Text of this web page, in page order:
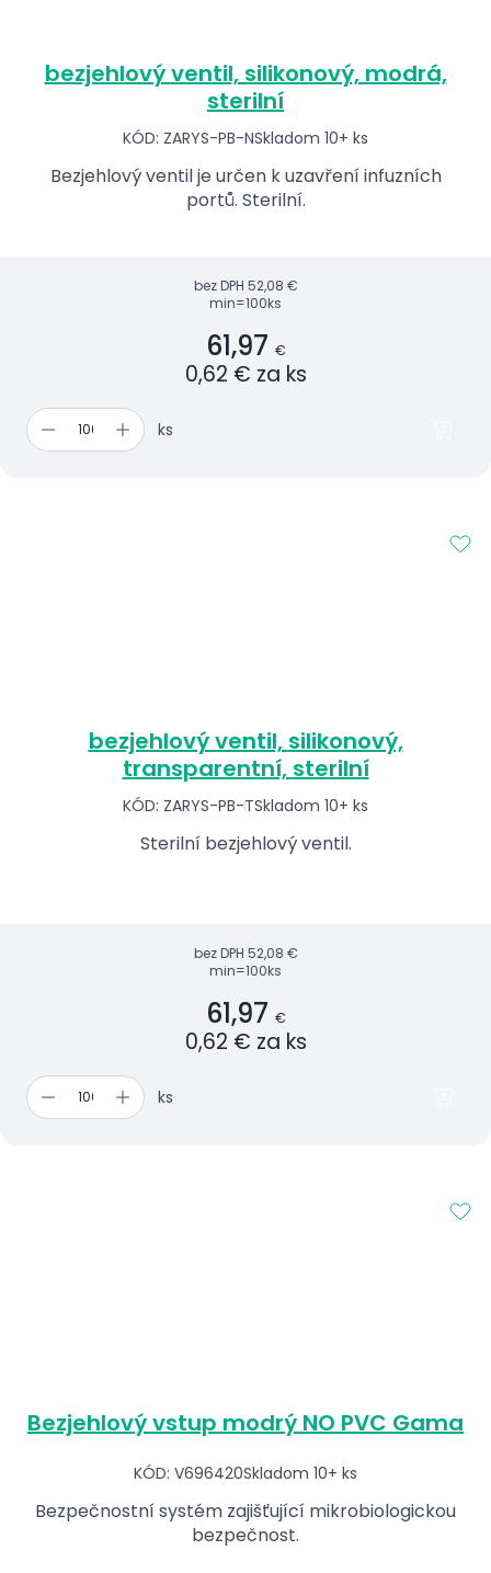
bezjehlový ventil, silikonový, modrá,
sterilní
KÓD: ZARYS-PB-NSkladom 10+ ks
Bezjehlový ventil je určen k uzavření infuzních
portů. Sterilní.
bez DPH 52,08 €
min=100ks
61,97 €
0,62 € za ks
ks
bezjehlový ventil, silikonový,
transparentní, sterilní
KÓD: ZARYS-PB-TSkladom 10+ ks
Sterilní bezjehlový ventil.
bez DPH 52,08 €
min=100ks
61,97 €
0,62 € za ks
ks
Bezjehlový vstup modrý NO PVC Gama
KÓD: V696420Skladom 10+ ks
Bezpečnostní systém zajišťující mikrobiologickou
bezpečnost.